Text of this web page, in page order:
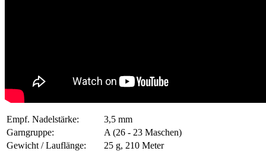
Empf. Nadelstärke:
3,5 mm
Garngruppe:
A (26 - 23 Maschen)
Gewicht / Lauflänge:
25 g, 210 Meter